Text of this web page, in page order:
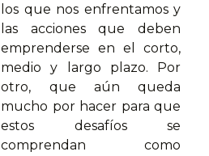
los que nos enfrentamos y
las acciones que deben
emprenderse en el corto,
medio y largo plazo. Por
otro, que aún queda
mucho por hacer para que
estos desafíos se
comprendan como